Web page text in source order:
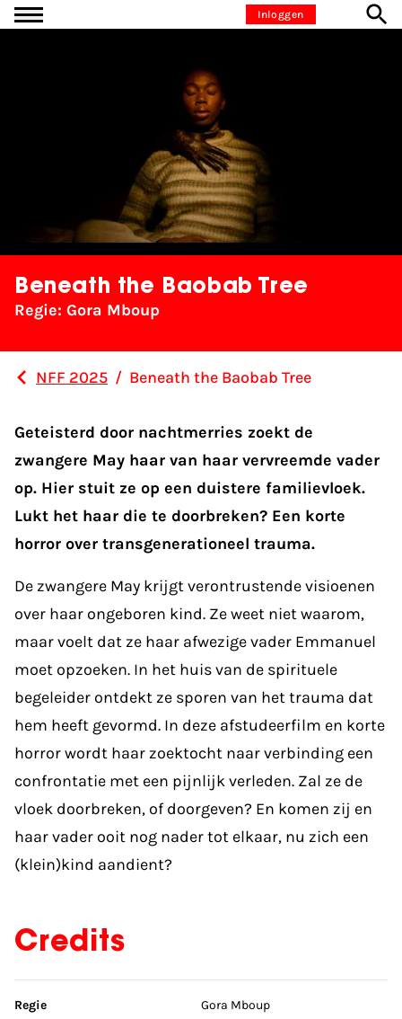
Ga naar inhoudInloggen
Beneath the Baobab Tree
Regie: Gora Mboup
NFF 2025 / Beneath the Baobab Tree
Geteisterd door nachtmerries zoekt de
zwangere May haar van haar vervreemde vader
op. Hier stuit ze op een duistere familievloek.
Lukt het haar die te doorbreken? Een korte
horror over transgenerationeel trauma.
De zwangere May krijgt verontrustende visioenen
over haar ongeboren kind. Ze weet niet waarom,
maar voelt dat ze haar afwezige vader Emmanuel
moet opzoeken. In het huis van de spirituele
begeleider ontdekt ze sporen van het trauma dat
hem heeft gevormd. In deze afstudeerfilm en korte
horror wordt haar zoektocht naar verbinding een
confrontatie met een pijnlijk verleden. Zal ze de
vloek doorbreken, of doorgeven? En komen zij en
haar vader ooit nog nader tot elkaar, nu zich een
(klein)kind aandient?
Credits
Sla credits over
Regie Gora Mboup